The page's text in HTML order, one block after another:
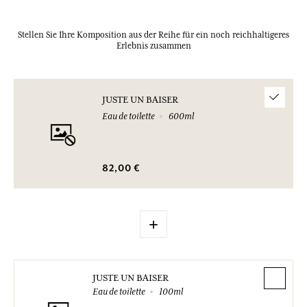
Stellen Sie Ihre Komposition aus der Reihe für ein noch reichhaltigeres
Erlebnis zusammen
JUSTE UN BAISER
Eau de toilette
600ml
82,00 €
+
JUSTE UN BAISER
Eau de toilette
100ml